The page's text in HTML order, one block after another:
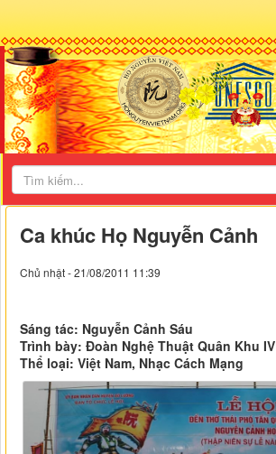
Ca khúc Họ Nguyễn Cảnh
Chủ nhật - 21/08/2011 11:39
Sáng tác: Nguyễn Cảnh Sáu
Trình bày: Đoàn Nghệ Thuật Quân Khu IV
Thể loại: Việt Nam, Nhạc Cách Mạng